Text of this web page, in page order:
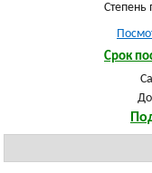
Степень
Срок